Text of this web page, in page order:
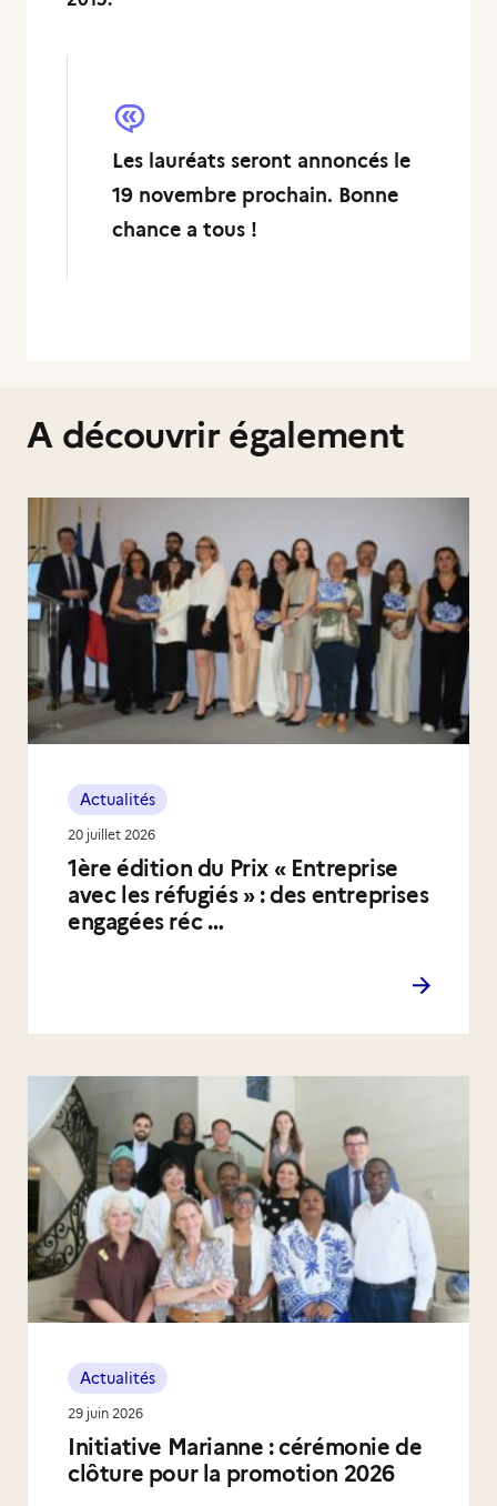
Les lauréats seront annoncés le
19 novembre prochain. Bonne
chance a tous !
A découvrir également
1ère édition du Prix « Entreprise
avec les réfugiés » : des entreprises
engagées réc …
Actualités
20 juillet 2026
Initiative Marianne : cérémonie de
clôture pour la promotion 2026
Actualités
29 juin 2026